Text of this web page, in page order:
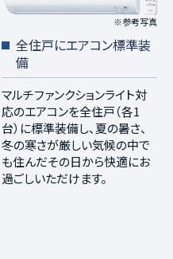
※参考写真
全住戸にエアコン標準装
備
マルチファンクションライト対
応のエアコンを全住戸（各1
台）に標準装備し、夏の暑さ、
冬の寒さが厳しい気候の中で
も住んだその日から快適にお
過ごしいただけます。